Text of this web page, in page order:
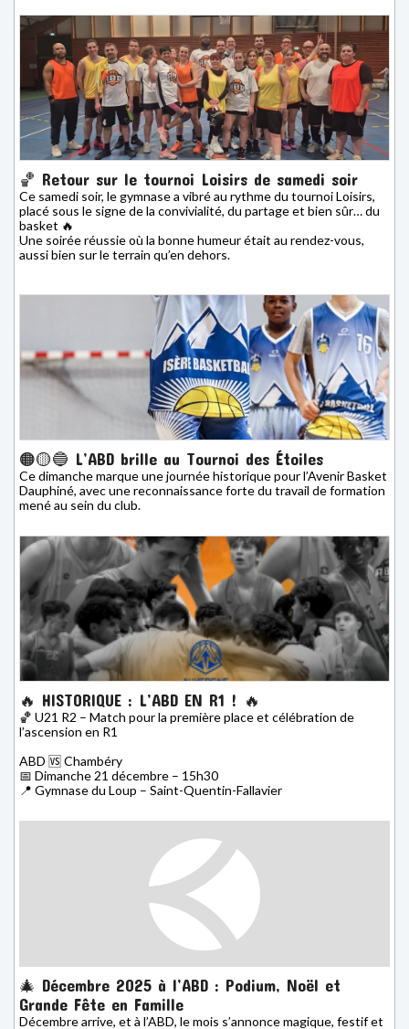
🏀 Retour sur le tournoi Loisirs de samedi soir
Ce samedi soir, le gymnase a vibré au rythme du tournoi Loisirs,
placé sous le signe de la convivialité, du partage et bien sûr… du
basket 🔥
Une soirée réussie où la bonne humeur était au rendez-vous,
aussi bien sur le terrain qu’en dehors.
🟠🟡🔵 L’ABD brille au Tournoi des Étoiles
Ce dimanche marque une journée historique pour l’Avenir Basket
Dauphiné, avec une reconnaissance forte du travail de formation
mené au sein du club.
🔥 HISTORIQUE : L’ABD EN R1 ! 🔥
🏀 U21 R2 – Match pour la première place et célébration de
l’ascension en R1
ABD 🆚 Chambéry
📅 Dimanche 21 décembre – 15h30
📍 Gymnase du Loup – Saint-Quentin-Fallavier
🎄 Décembre 2025 à l’ABD : Podium, Noël et
Grande Fête en Famille
Décembre arrive, et à l’ABD, le mois s’annonce magique, festif et